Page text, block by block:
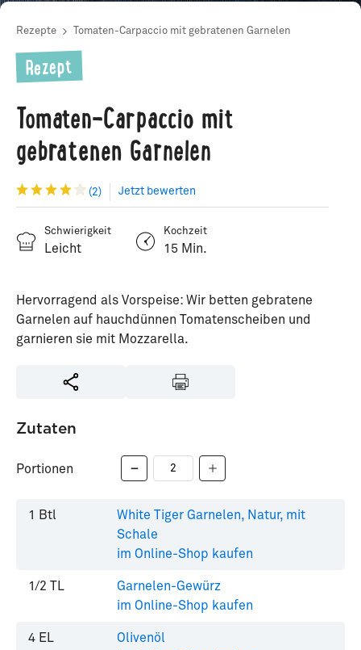
Rezepte Tomaten-Carpaccio mit gebratenen Garnelen
Rezept
Tomaten-Carpaccio mit
gebratenen Garnelen
(2) Jetzt bewerten
Schwierigkeit
Leicht
Kochzeit
15 Min.
Hervorragend als Vorspeise: Wir betten gebratene
Garnelen auf hauchdünnen Tomatenscheiben und
garnieren sie mit Mozzarella.
Zutaten
Portionen
1 Btl
White Tiger Garnelen, Natur, mit
Schale
im Online-Shop kaufen
1/2 TL
Garnelen-Gewürz
im Online-Shop kaufen
4 EL
Olivenöl